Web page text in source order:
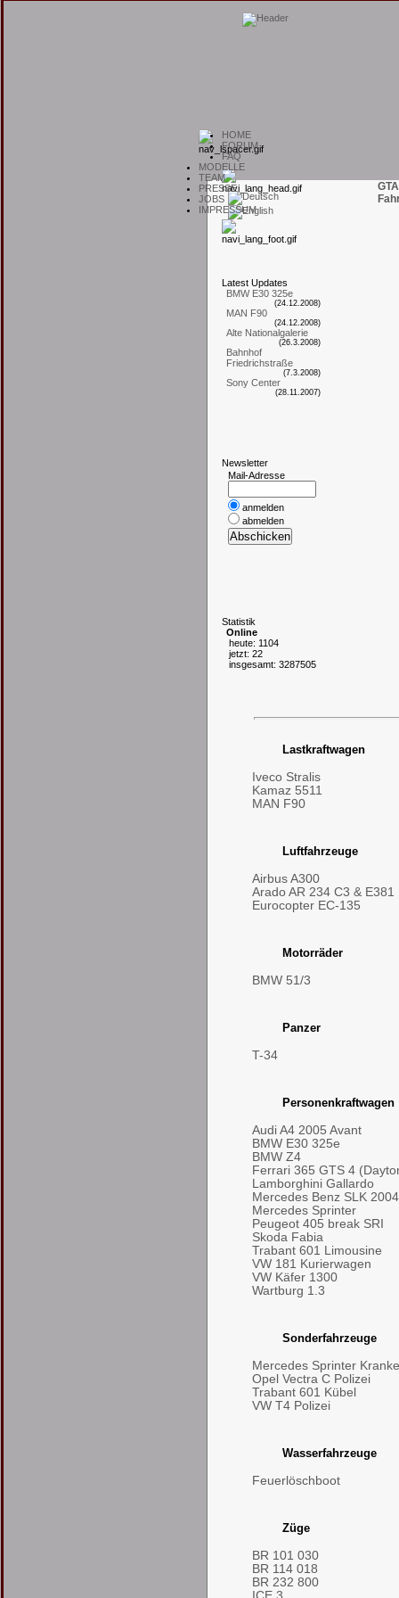
HOME
FORUM
FAQ
MODELLE
TEAM
PRESSE
JOBS
IMPRESSUM
L atest Updates
BMW E30 325e
(24.12.2008)
MAN F90
(24.12.2008)
Alte Nationalgalerie
(26.3.2008)
Bahnhof
Friedrichstraße
(7.3.2008)
Sony Center
(28.11.2007)
Newsletter
Mail-Adresse
anmelden
abmelden
Statistik
Online
heute: 1104
jetzt: 22
insgesamt: 3287505
Lastkraftwagen
Iveco Stralis
Kamaz 5511
MAN F90
Luftfahrzeuge
Airbus A300
Arado AR 234 C3 & E381
Eurocopter EC-135
Motorräder
BMW 51/3
Panzer
T-34
Personenkraftwagen
Audi A4 2005 Avant
BMW E30 325e
BMW Z4
Ferrari 365 GTS 4
Lamborghini Gallardo
Mercedes Benz SLK
Mercedes Sprinter
Peugeot 405 break SRI
Skoda Fabia
Trabant 601 Limousine
VW 181 Kurierwagen
VW Käfer 1300
Wartburg 1.3
Sonderfahrzeuge
Mercedes Sprinter
Opel Vectra C Polizei
Trabant 601 Kübel
VW T4 Polizei
Wasserfahrzeuge
Feuerlöschboot
Züge
BR 101 030
BR 114 018
BR 232 800